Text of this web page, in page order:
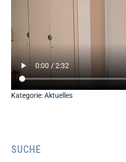
Kategorie:Aktuelles
Seitenspalte
SUCHE